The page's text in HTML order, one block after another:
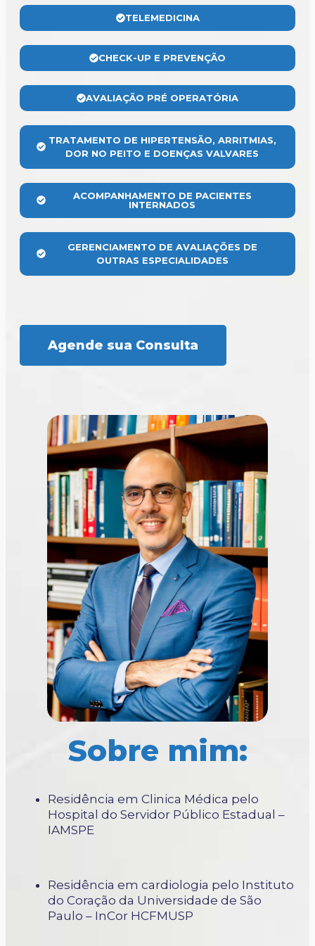
TELEMEDICINA
CHECK-UP E PREVENÇÃO
AVALIAÇÃO PRÉ OPERATÓRIA
TRATAMENTO DE HIPERTENSÃO, ARRITMIAS,
DOR NO PEITO E DOENÇAS VALVARES
ACOMPANHAMENTO DE PACIENTES
INTERNADOS
GERENCIAMENTO DE AVALIAÇÕES DE
OUTRAS ESPECIALIDADES
Agende sua Consulta
Sobre mim:
Residência em Clinica Médica pelo
Hospital do Servidor Público Estadual –
IAMSPE
Residência em cardiologia pelo Instituto
do Coração da Universidade de São
Paulo – InCor HCFMUSP